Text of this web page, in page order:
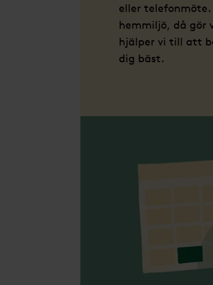
eller
hemmiljö, då gör
hjälper vi till att
dig bäst.